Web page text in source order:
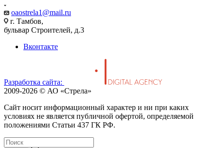
oaostrela1@mail.ru
г. Тамбов,
бульвар Строителей, д.3
Вконтакте
Разработка сайта:
2009-2026 © АО «Стрела»
Cайт носит информационный характер и ни при каких
условиях не является публичной офертой, определяемой
положениями Статьи 437 ГК РФ.